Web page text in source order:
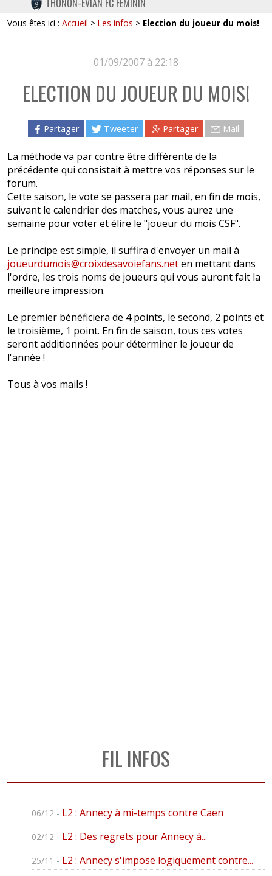
TWITTERTHONON-EVIAN FC FÉMININ
Vous êtes ici : Accueil > Les infos > Election du joueur du mois!
01/09/2007 à 22:18
ELECTION DU JOUEUR DU MOIS!
Partager Tweeter Partager Mail
La méthode va par contre être différente de la
précédente qui consistait à mettre vos réponses sur le
forum.
Cette saison, le vote se passera par mail, en fin de mois,
suivant le calendrier des matches, vous aurez une
semaine pour voter et élire le "joueur du mois CSF".
Le principe est simple, il suffira d'envoyer un mail à
joueurdumois@croixdesavoiefans.neten mettant dans
l'ordre, les trois noms de joueurs qui vous auront fait la
meilleure impression.
Le premier bénéficiera de 4 points, le second, 2 points et
le troisième, 1 point. En fin de saison, tous ces votes
seront additionnées pour déterminer le joueur de
l'année !
Tous à vos mails !
FIL INFOS
06/12 - L2 : Annecy à mi-temps contre Caen
02/12 - L2 : Des regrets pour Annecy à...
25/11 - L2 : Annecy s'impose logiquement contre...